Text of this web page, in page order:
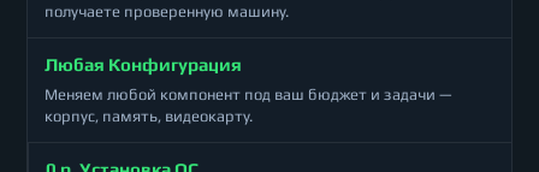
получаете проверенную машину.
Любая Конфигурация
Меняем любой компонент под ваш бюджет и задачи —
корпус, память, видеокарту.